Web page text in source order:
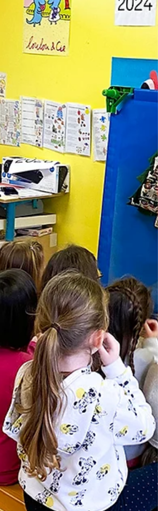
un petit livre de coloriage, des crayons de cire,
un livret d'activités e